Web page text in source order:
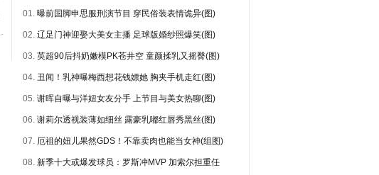
01. 曝前国脚申思服刑演节目 穿民俗装表情诡异(图)
02. 辽足门神迎娶大美女主播 足球版婚纱照爆笑(图)
03. 英超90后抖奶嫩模PK苍井空 童颜揉乳又摇臀(图)
04. 丑闻！乳神曝梅西想花钱嫖她 胸夹手机走红(图)
05. 谢晖自曝与洋妞女友分手 上节目与美女热聊(图)
06. 谢莉尔透视装薄如细丝 露豪乳嘟红唇秀黑丝(图)
07. 厄祖的妞儿果然GDS！不靠卖肉也能当女神(组图)
08. 新季十大或爆发球员：罗斯冲MVP 加索尔担重任